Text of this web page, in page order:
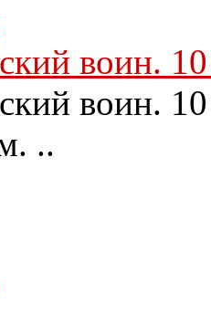
воин.
воин.
..